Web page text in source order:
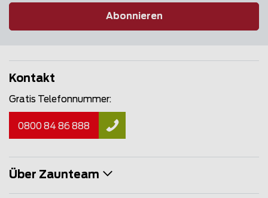
Abonnieren
Kontakt
Gratis Telefonnummer:
0800 84 86 888
Über Zaunteam